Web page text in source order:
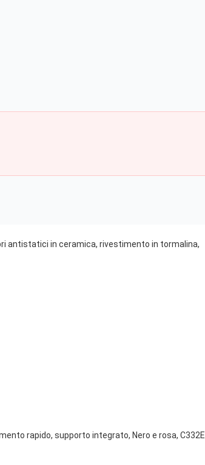
antistatici in ceramica, rivestimento in tormalina,
rapido, supporto integrato, Nero e rosa, C332E